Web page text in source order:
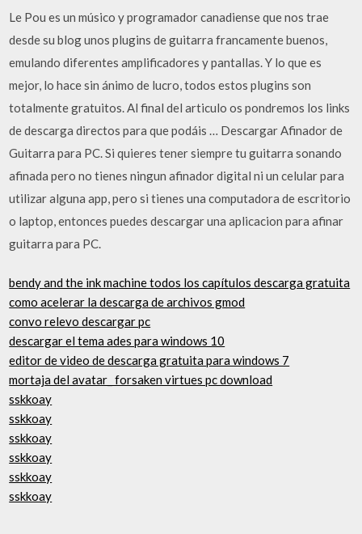
Le Pou es un músico y programador canadiense que nos trae
desde su blog unos plugins de guitarra francamente buenos,
emulando diferentes amplificadores y pantallas. Y lo que es
mejor, lo hace sin ánimo de lucro, todos estos plugins son
totalmente gratuitos. Al final del articulo os pondremos los links
de descarga directos para que podáis … Descargar Afinador de
Guitarra para PC. Si quieres tener siempre tu guitarra sonando
afinada pero no tienes ningun afinador digital ni un celular para
utilizar alguna app, pero si tienes una computadora de escritorio
o laptop, entonces puedes descargar una aplicacion para afinar
guitarra para PC.
bendy and the ink machine todos los capítulos descarga gratuita
como acelerar la descarga de archivos gmod
convo relevo descargar pc
descargar el tema ades para windows 10
editor de video de descarga gratuita para windows 7
mortaja del avatar_ forsaken virtues pc download
sskkoay
sskkoay
sskkoay
sskkoay
sskkoay
sskkoay